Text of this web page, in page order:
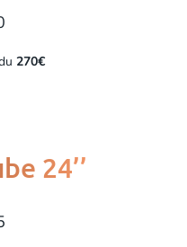
270€
24’’